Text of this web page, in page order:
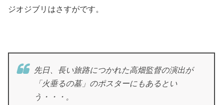
ジオジブリはさすがです。
先日、長い旅路につかれた高畑監督の演出が
「火垂るの墓」のポスターにもあるとい
う・・・。